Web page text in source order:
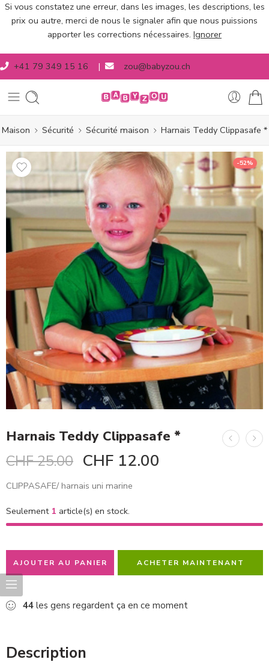
Si vous constatez une erreur, dans les images, les descriptions, les
prix ou autre, merci de nous le signaler afin que nous puissions
apporter les corrections nécessaires. Ignorer
+41 79 349 15 16 | zou@babyzou.ch
Maison Sécurité Sécurité maison Harnais Teddy Clippasafe *
-52%
Harnais Teddy Clippasafe *
CHF25.00 CHF 12.00
CLIPPASAFE/ harnais uni marine
Seulement 1 article(s) en stock.
AJOUTER AU PANIER ACHETER MAINTENANT
44 les gens regardent ça en ce moment
Description